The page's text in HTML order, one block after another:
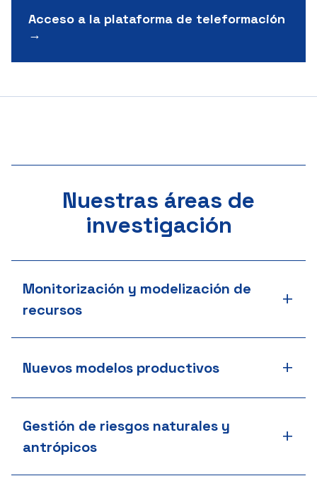
Acceso a la plataforma de teleformación
→
Nuestras áreas de
investigación
Monitorización y modelización de
recursos
+
Nuevos modelos productivos +
Gestión de riesgos naturales y
antrópicos
+